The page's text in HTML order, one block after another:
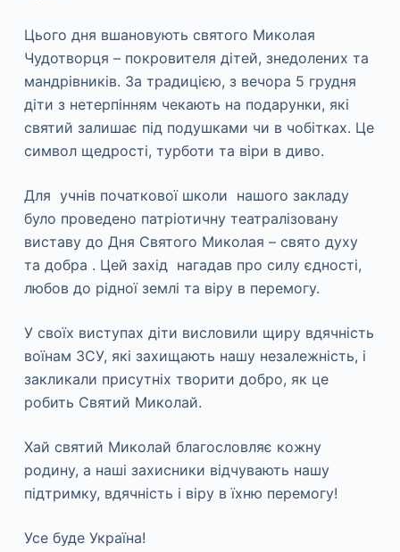
Цього дня вшановують святого Миколая
Чудотворця – покровителя дітей, знедолених та
мандрівників. За традицією, з вечора 5 грудня
діти з нетерпінням чекають на подарунки, які
святий залишає під подушками чи в чобітках. Це
символ щедрості, турботи та віри в диво.
Для учнів початкової школи нашого закладу
було проведено патріотичну театралізовану
виставу до Дня Святого Миколая – свято духу
та добра . Цей захід нагадав про силу єдності,
любов до рідної землі та віру в перемогу.
У своїх виступах діти висловили щиру вдячність
воїнам ЗСУ, які захищають нашу незалежність, і
закликали присутніх творити добро, як це
робить Святий Миколай.
Хай святий Миколай благословляє кожну
родину, а наші захисники відчувають нашу
підтримку, вдячність і віру в їхню перемогу!
Усе буде Україна!